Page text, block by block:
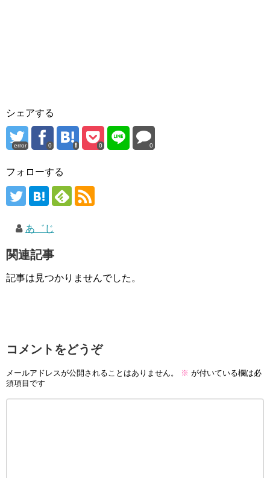
シェアする
error 0 0 0
フォローする
あ゛じ
関連記事
記事は見つかりませんでした。
コメントをどうぞ
メールアドレスが公開されることはありません。 ※ が付いている欄は必
須項目です